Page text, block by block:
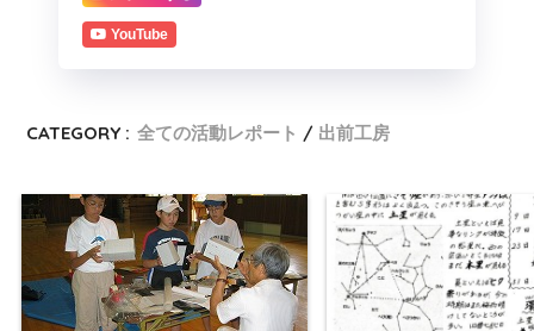
YouTube
CATEGORY : 全ての活動レポート 出前工房